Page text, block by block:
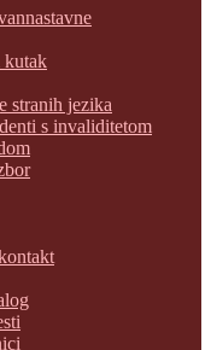
kutak
stranih jezika
s invaliditetom